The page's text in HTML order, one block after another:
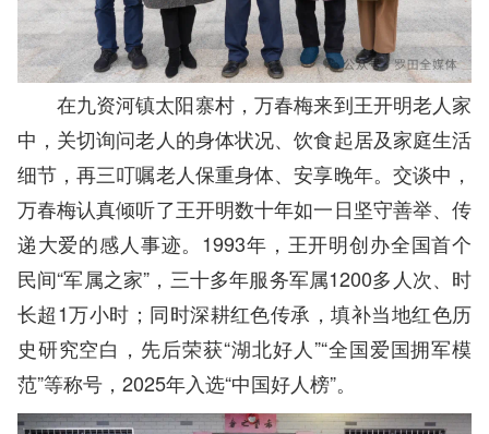
在九资河镇太阳寨村，万春梅来到王开明老人家
中，关切询问老人的身体状况、饮食起居及家庭生活
细节，再三叮嘱老人保重身体、安享晚年。交谈中，
万春梅认真倾听了王开明数十年如一日坚守善举、传
递大爱的感人事迹。1993年，王开明创办全国首个
民间“军属之家”，三十多年服务军属1200多人次、时
长超1万小时；同时深耕红色传承，填补当地红色历
史研究空白，先后荣获“湖北好人”“全国爱国拥军模
范”等称号，2025年入选“中国好人榜”。